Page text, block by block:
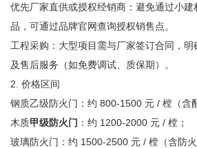
优先厂家直供或授权经销商：避免通过小
品，可通过品牌官网查询授权销售点。
工程采购：大型项目需与厂家签订合同，
及售后服务（如免费调试、质保期）。
2. 价格区间
钢质乙级防火门：约 800-1500 元 / 樘（含
木质甲级防火门 ：约 1200-2000 元 / 樘；
玻璃防火门：约 1500-2500 元 / 樘（含防火